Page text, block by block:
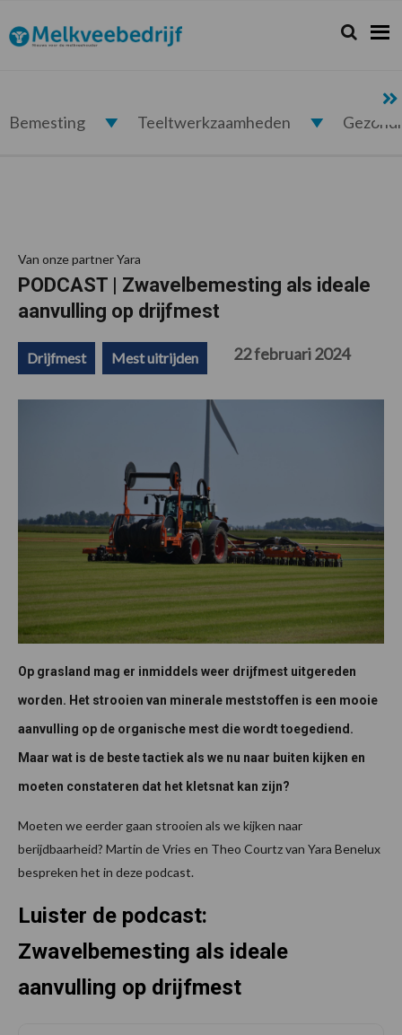
de
hoofdnavigatie
de
hoofd
de
eerste
de
voettekst
Melkveebedrijf.nl Zoeken...
Zoek
Bemesting Teeltwerkzaamheden
Van onze partner Yara
PODCAST | Zwavelbemesting als ideale
aanvulling op drijfmest
Drijfmest Mest uitrijden 22 februari 2024
Op grasland mag er inmiddels weer drijfmest uitgereden
worden. Het strooien van minerale meststoffen is een mooie
aanvulling op de organische mest die wordt toegediend.
Maar wat is de beste tactiek als we nu naar buiten kijken en
moeten constateren dat het kletsnat kan zijn?
Moeten we eerder gaan strooien als we kijken naar
berijdbaarheid? Martin de Vries en Theo Courtz van Yara Benelux
bespreken het in deze podcast.
Luister de podcast:
Zwavelbemesting als ideale
aanvulling op drijfmest